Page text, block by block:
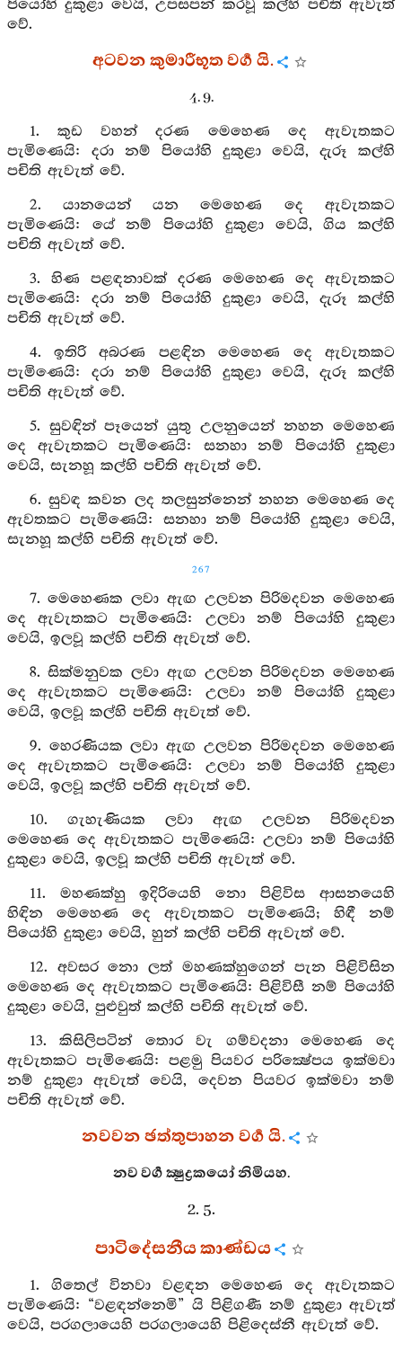
පියෝහි දුකුළා වෙයි, උපසපන් කරවූ කල්හි පචිති ඇවැත්
වේ.
අටවන කුමාරීභූත වර්‍ග යි.
4. 9.
1. කුඩ වහන් දරණ මෙහෙණ දෙ ඇවැතකට
පැමිණෙයි: දරා නම් පියෝහි දුකුළා වෙයි, දැරූ කල්හි
පචිති ඇවැත් වේ.
2. යානයෙන් යන මෙහෙණ දෙ ඇවැතකට
පැමිණෙයි: යේ නම් පියෝහි දුකුළා වෙයි, ගිය කල්හි
පචිති ඇවැත් වේ.
3. හිණ පළඳනාවක් දරණ මෙහෙණ දෙ ඇවැතකට
පැමිණෙයි: දරා නම් පියෝහි දුකුළා වෙයි, දැරූ කල්හි
පචිති ඇවැත් වේ.
4. ඉතිරි අබරණ පළඳින මෙහෙණ දෙ ඇවැතකට
පැමිණෙයි: දරා නම් පියෝහි දුකුළා වෙයි, දැරූ කල්හි
පචිති ඇවැත් වේ.
5. සුවඳින් පෑයෙන් යුතු උලනුයෙන් නහන මෙහෙණ
දෙ ඇවැතකට පැමිණෙයි: සනහා නම් පියෝහි දුකුළා
වෙයි, සැනහූ කල්හි පචිති ඇවැත් වේ.
6. සුවඳ කවන ලද තලසුන්නෙන් නහන මෙහෙණ දෙ
ඇවතකට පැමිණෙයි: සනහා නම් පියෝහි දුකුළා වෙයි,
සැනහූ කල්හි පචිති ඇවැත් වේ.
267
7. මෙහෙණක ලවා ඇඟ උලවන පිරිමදවන මෙහෙණ
දෙ ඇවැතකට පැමිණෙයි: උලවා නම් පියෝහි දුකුළා
වෙයි, ඉලවූ කල්හි පචිති ඇවැත් වේ.
8. සික්මනුවක ලවා ඇඟ උලවන පිරිමදවන මෙහෙණ
දෙ ඇවැතකට පැමිණෙයි: උලවා නම් පියෝහි දුකුළා
වෙයි, ඉලවූ කල්හි පචිති ඇවැත් වේ.
9. හෙරණියක ලවා ඇඟ උලවන පිරිමදවන මෙහෙණ
දෙ ඇවැතකට පැමිණෙයි: උලවා නම් පියෝහි දුකුළා
වෙයි, ඉලවූ කල්හි පචිති ඇවැත් වේ.
10. ගැහැණියක ලවා ඇඟ උලවන පිරිමදවන
මෙහෙණ දෙ ඇවැතකට පැමිණෙයි: උලවා නම් පියෝහි
දුකුළා වෙයි, ඉලවූ කල්හි පචිති ඇවැත් වේ.
11. මහණක්හු ඉදිරියෙහි නො පිළිවිස ආසනයෙහි
හිඳින මෙහෙණ දෙ ඇවැතකට පැමිණෙයි; හිඳී නම්
පියෝහි දුකුළා වෙයි, හුන් කල්හි පචිති ඇවැත් වේ.
12. අවසර නො ලත් මහණක්හුගෙන් පැන පිළිවිසින
මෙහෙණ දෙ ඇවැතකට පැමිණෙයි: පිළිවිසී නම් පියෝහි
දුකුළා වෙයි, පුළුවුත් කල්හි පචිති ඇවැත් වේ.
13. කිසිලිපටින් තොර වැ ගම්වදනා මෙහෙණ දෙ
ඇවැතකට පැමිණෙයි: පළමු පියවර පරික්‍ෂේපය ඉක්මවා
නම් දුකුළා ඇවැත් වෙයි, දෙවන පියවර ඉක්මවා නම්
පචිති ඇවැත් වේ.
නවවන ඡත්තුපාහන වර්‍ග යි.
නව වර්‍ග ක්‍ෂුද්‍රකයෝ නිමියහ.
2. 5.
පාටිදේසනීය කාණ්ඩය
1. ගිතෙල් විනවා වළඳන මෙහෙණ දෙ ඇවැතකට
පැමිණෙයි: “වළඳන්නෙමි” යි පිළිගණී නම් දුකුළා ඇවැත්
වෙයි, පරගලායෙහි පරගලායෙහි පිළිදෙස්නී ඇවැත් වේ.